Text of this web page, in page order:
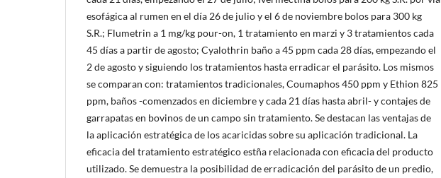
esofágica al rumen en el día 26 de julio y el 6 de noviembre bolos para 300 kg
S.R.; Flumetrin a 1 mg/kg pour-on, 1 tratamiento en marzi y 3 tratamientos cada
45 días a partir de agosto; Cyalothrin baño a 45 ppm cada 28 días, empezando el
2 de agosto y siguiendo los tratamientos hasta erradicar el parásito. Los mismos
se comparan con: tratamientos tradicionales, Coumaphos 450 ppm y Ethion 825
ppm, baños -comenzados en diciembre y cada 21 días hasta abril- y contajes de
garrapatas en bovinos de un campo sin tratamiento. Se destacan las ventajas de
la aplicación estratégica de los acaricidas sobre su aplicación tradicional. La
eficacia del tratamiento estratégico estña relacionada con eficacia del producto
utilizado. Se demuestra la posibilidad de erradicación del parásito de un predio,